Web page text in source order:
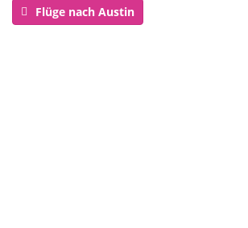
Flüge nach Austin